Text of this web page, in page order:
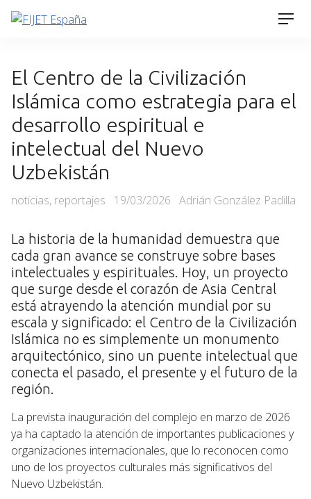
Skip
El Centro de la Civilización
Islámica como estrategia para el
desarrollo espiritual e
intelectual del Nuevo
Uzbekistán
Categories
noticias, reportajes
Posted
19/03/2026 Adrián González Padilla
La historia de la humanidad demuestra que
cada gran avance se construye sobre bases
intelectuales y espirituales. Hoy, un proyecto
que surge desde el corazón de Asia Central
está atrayendo la atención mundial por su
escala y significado: el Centro de la Civilización
Islámica no es simplemente un monumento
arquitectónico, sino un puente intelectual que
conecta el pasado, el presente y el futuro de la
región.
La prevista inauguración del complejo en marzo de 2026
ya ha captado la atención de importantes publicaciones y
organizaciones internacionales, que lo reconocen como
uno de los proyectos culturales más significativos del
Nuevo Uzbekistán.